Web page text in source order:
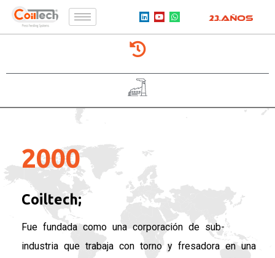
2000
Coiltech;
Fue fundada como una corporación de sub-
industria que trabaja con torno y fresadora en una